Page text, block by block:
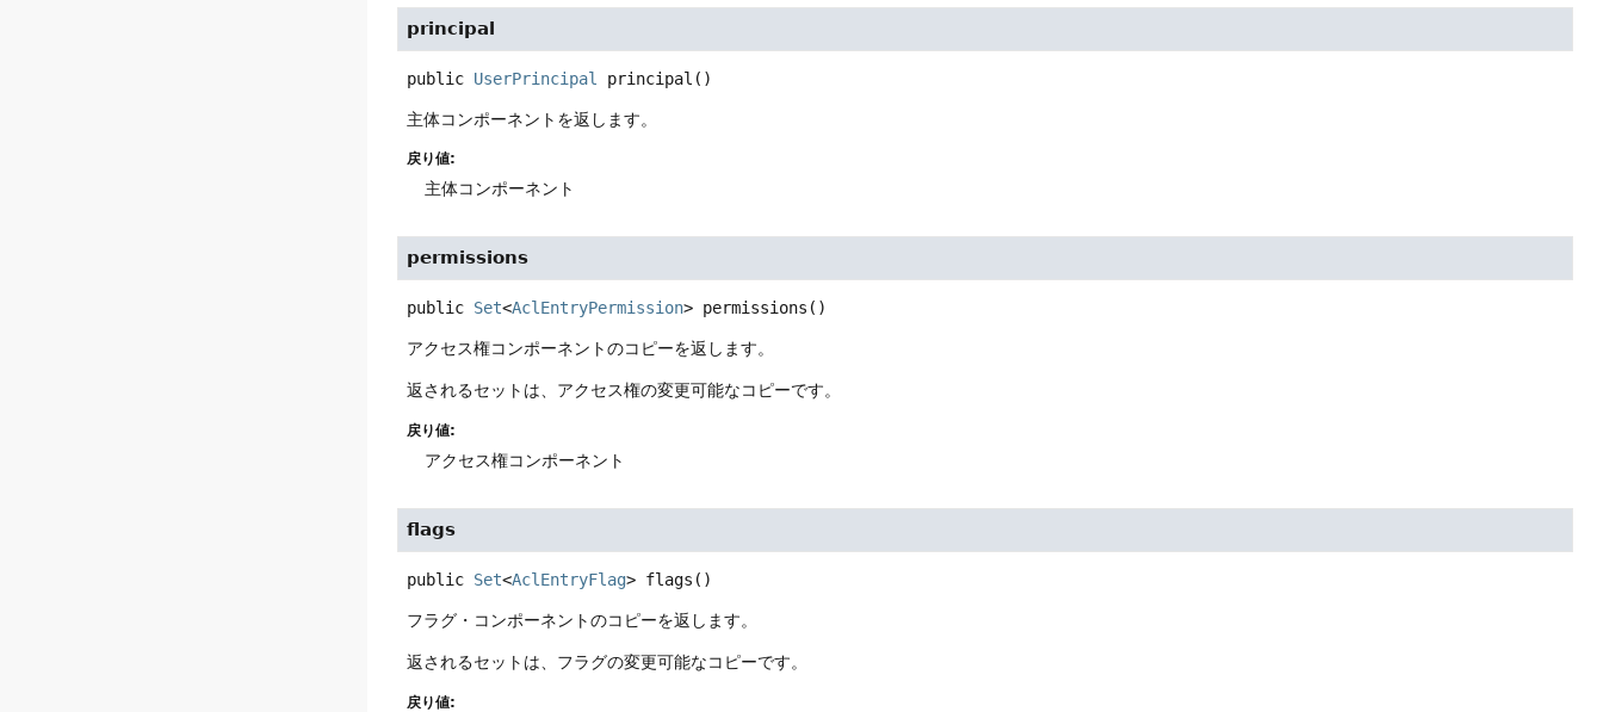
principal
public UserPrincipal principal ()
主体コンポーネントを返します。
戻り値:
主体コンポーネント
permissions
public Set<AclEntryPermission> permissions ()
アクセス権コンポーネントのコピーを返します。
返されるセットは、アクセス権の変更可能なコピーです。
戻り値:
アクセス権コンポーネント
flags
public Set<AclEntryFlag> flags ()
フラグ・コンポーネントのコピーを返します。
返されるセットは、フラグの変更可能なコピーです。
戻り値: